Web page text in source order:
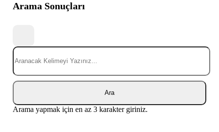
Arama Sonuçları
Ara
Arama yapmak için en az 3 karakter giriniz.